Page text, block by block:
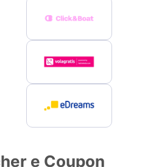
e Coupon